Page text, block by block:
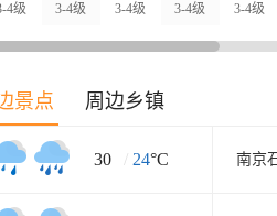
4级 3-4级 3-4级 3-4级 3-4级
景点 周边乡镇
30 / 24°C